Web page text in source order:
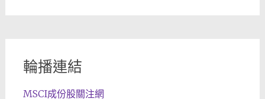
輪播連結
MSCI成份股關注網